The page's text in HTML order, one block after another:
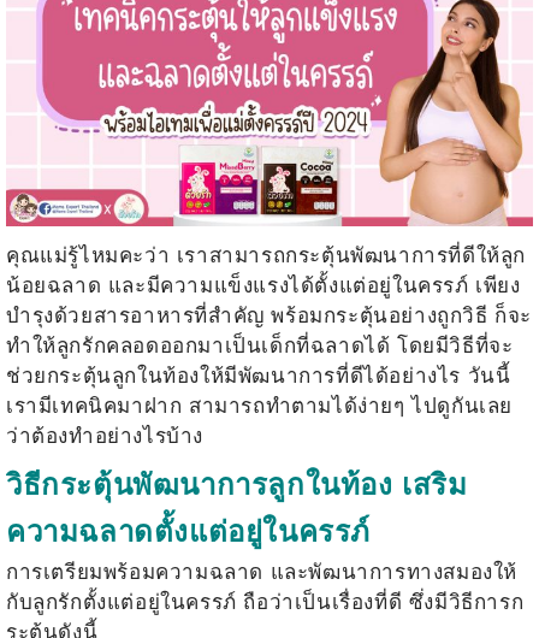
คุณแม่รู้ไหมคะว่า เราสามารถกระตุ้นพัฒนาการที่ดีให้ลูก
น้อยฉลาด และมีความแข็งแรงได้ตั้งแต่อยู่ในครรภ์ เพียง
บำรุงด้วยสารอาหารที่สำคัญ พร้อมกระตุ้นอย่างถูกวิธี ก็จะ
ทำให้ลูกรักคลอดออกมาเป็นเด็กที่ฉลาดได้ โดยมีวิธีที่จะ
ช่วยกระตุ้นลูกในท้องให้มีพัฒนาการที่ดีได้อย่างไร วันนี้
เรามีเทคนิคมาฝาก สามารถทำตามได้ง่ายๆ ไปดูกันเลย
ว่าต้องทำอย่างไรบ้าง
วิธีกระตุ้นพัฒนาการลูกในท้อง เสริม
ความฉลาดตั้งแต่อยู่ในครรภ์
การเตรียมพร้อมความฉลาด และพัฒนาการทางสมองให้
กับลูกรักตั้งแต่อยู่ในครรภ์ ถือว่าเป็นเรื่องที่ดี ซึ่งมีวิธีการก
ระตุ้นดังนี้